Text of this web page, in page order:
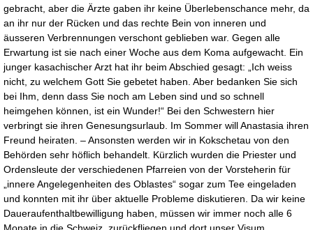
gebracht, aber die Ärzte gaben ihr keine Überlebenschance mehr, da
an ihr nur der Rücken und das rechte Bein von inneren und
äusseren Verbrennungen verschont geblieben war. Gegen alle
Erwartung ist sie nach einer Woche aus dem Koma aufgewacht. Ein
junger kasachischer Arzt hat ihr beim Abschied gesagt: „Ich weiss
nicht, zu welchem Gott Sie gebetet haben. Aber bedanken Sie sich
bei Ihm, denn dass Sie noch am Leben sind und so schnell
heimgehen können, ist ein Wunder!“ Bei den Schwestern hier
verbringt sie ihren Genesungsurlaub. Im Sommer will Anastasia ihren
Freund heiraten. – Ansonsten werden wir in Kokschetau von den
Behörden sehr höflich behandelt. Kürzlich wurden die Priester und
Ordensleute der verschiedenen Pfarreien von der Vorsteherin für
„innere Angelegenheiten des Oblastes“ sogar zum Tee eingeladen
und konnten mit ihr über aktuelle Probleme diskutieren. Da wir keine
Daueraufenthaltbewilligung haben, müssen wir immer noch alle 6
Monate in die Schweiz zurückfliegen und dort unser Visum